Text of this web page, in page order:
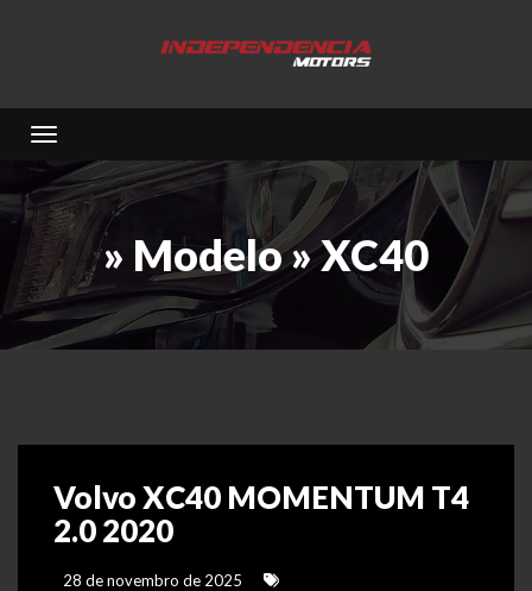
Toggle navigation
» Modelo » XC40
Volvo XC40 MOMENTUM T4
2.0 2020
28 de novembro de 2025